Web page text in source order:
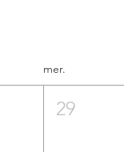
mer.
29